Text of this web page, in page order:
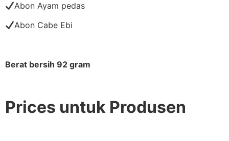
Abon Ayam pedas
Abon Cabe Ebi
Berat bersih 92 gram
Prices untuk Produsen